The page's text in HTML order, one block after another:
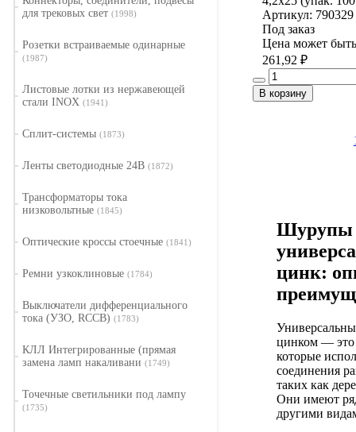
для трековых свет (1998)
Розетки встраиваемые одинарные
(1987)
Листовые лотки из нержавеющей
стали INOX (1941)
Сплит-системы (1873)
Ленты светодиодные 24В (1872)
Трансформаторы тока
низковольтные (1845)
Оптические кроссы стоечные (1841)
Ремни узкоклиновые (1784)
Выключатели дифференциального
тока (УЗО, RCCB) (1783)
КЛЛ Интегрированные (прямая
замена ламп накаливани (1749)
Точечные светильники под лампу
(1735)
Артикул: 790329
Под заказ
Цена может
261,92 ₽
В корзину
Шурупы
цинк:
цинком — это
которые
соединения
таких как
Они имеют
другими